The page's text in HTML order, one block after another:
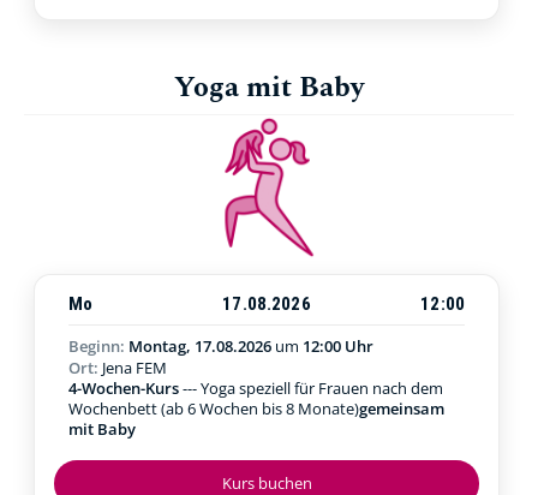
Yoga mit Baby
Kurs buchen
Mo 17.08.2026
12:00
Beginn: Montag, 17.08.2026 um 12:00 Uhr
Ort: Jena FEM
4-Wochen-Kurs--- Yoga speziell für Frauen nach dem
Wochenbett (ab 6 Wochen bis 8 Monate)gemeinsam
mit Baby